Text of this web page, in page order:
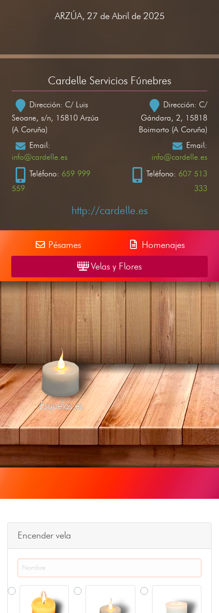
ARZÚA, 27 de Abril de 2025
Cardelle Servicios Fúnebres
Dirección: C/ Luis
Seoane, s/n, 15810 Arzúa
(A Coruña)
Email:
info@cardelle.es
Teléfono: 659 999
559
Dirección: C/
Gándara, 2, 15818
Boimorto (A Coruña)
Email:
info@cardelle.es
Teléfono: 607 513
333
http://cardelle.es
Pésames
Homenajes
Velas y Flores
Esquelas.es
Encender vela